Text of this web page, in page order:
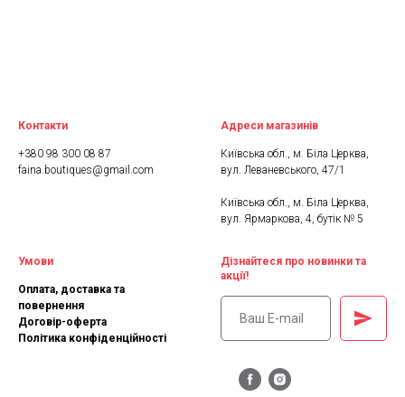
Контакти
+380 98 300 08 87
faina.boutiques@gmail.com
Адреси магазинів
Київська обл., м. Біла Церква,
вул. Леваневського, 47/1
Київська обл., м. Біла Церква,
вул. Ярмаркова, 4, бутік № 5
Умови
Оплата, доставка та
повернення
Договір-оферта
Політика конфіденційності
Дізнайтеся про новинки та
акції!